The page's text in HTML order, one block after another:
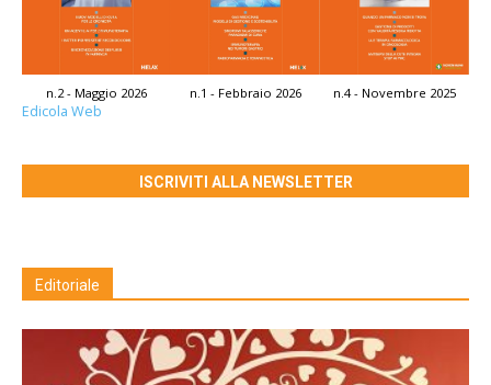
n.2 - Maggio 2026 n.1 - Febbraio 2026 n.4 - Novembre 2025
Edicola Web
ISCRIVITI ALLA NEWSLETTER
Editoriale